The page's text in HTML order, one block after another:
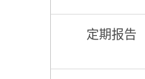
定期报告